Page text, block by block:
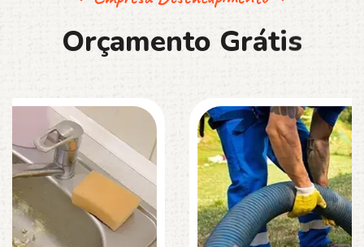
Orçamento Grátis